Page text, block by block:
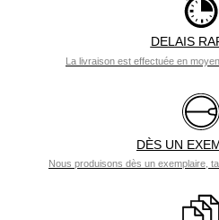
DELAIS
La livraison est effectuée en
DÈS UN
Nous produisons dès un exemplaire,